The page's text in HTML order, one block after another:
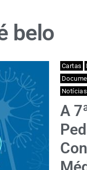
belo
Cartas
Notícias
A